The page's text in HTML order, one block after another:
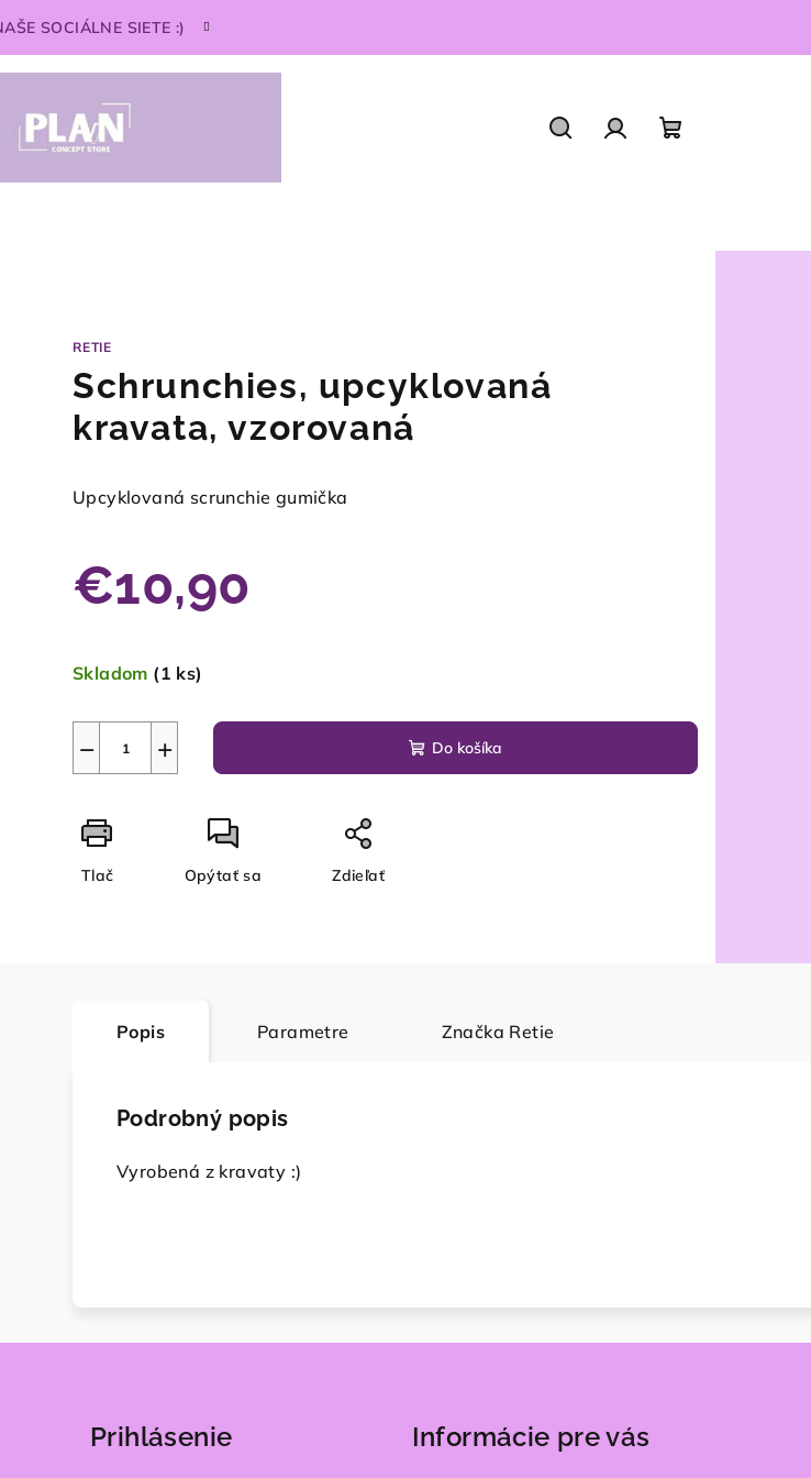
SOCIÁLNE SIETE :)
RETIE
Schrunchies, upcyklovaná
kravata, vzorovaná
Upcyklovaná scrunchie gumička
€10,90
cena:
Skladom (1 ks)
+
− Do košíka
Tlač Opýtať sa Zdieľať
Popis Parametre Značka Retie
Podrobný popis
Vyrobená z kravaty :)
Prihlásenie Informácie pre vás